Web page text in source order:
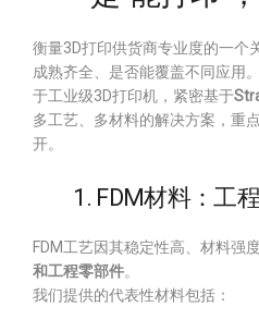
衡量3D打印供货商专业度的一个
成熟齐全、是否能覆盖不同应用
于工业级3D打印机，紧密基于
多工艺、多材料的解决方案，重
开。
1. FDM材料：工
FDM工艺因其稳定性高、材料强
和工程零部件。
我们提供的代表性材料包括：